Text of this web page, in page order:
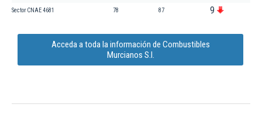
Sector CNAE 4681 78 87 9
Acceda a toda la información de Combustibles
Murcianos S.l.